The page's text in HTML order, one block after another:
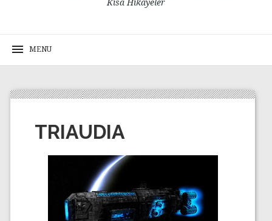
Kısa Hikayeler
TRIAUDIA